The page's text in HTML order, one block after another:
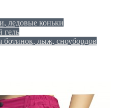
ледовые коньки
гель
ботинок, лыж, сноубордов